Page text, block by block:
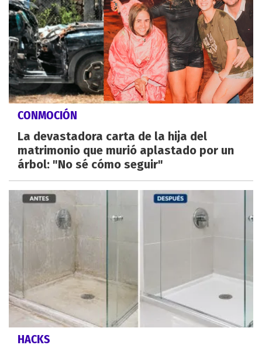
CONMOCIÓN
La devastadora carta de la hija del
matrimonio que murió aplastado por un
árbol: "No sé cómo seguir"
HACKS